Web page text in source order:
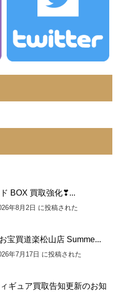
BOX 買取強化❣...
年8月2日 に投稿された
買道楽松山店 Summe...
年7月17日 に投稿された
ギュア買取告知更新のお知